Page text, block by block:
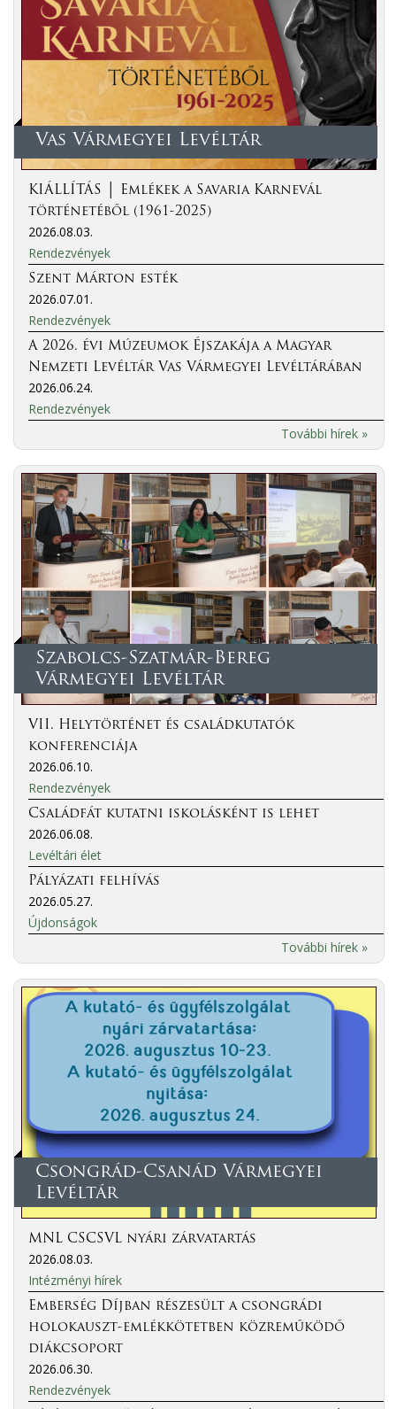
Vas Vármegyei Levéltár
KIÁLLÍTÁS │ Emlékek a Savaria Karnevál
történetéből (1961-2025)
2026.08.03.
Rendezvények
Szent Márton esték
2026.07.01.
Rendezvények
A 2026. évi Múzeumok Éjszakája a Magyar
Nemzeti Levéltár Vas Vármegyei Levéltárában
2026.06.24.
Rendezvények
További hírek »
Szabolcs-Szatmár-Bereg
Vármegyei Levéltár
VII. Helytörténet és családkutatók
konferenciája
2026.06.10.
Rendezvények
Családfát kutatni iskolásként is lehet
2026.06.08.
Levéltári élet
Pályázati felhívás
2026.05.27.
Újdonságok
További hírek »
Csongrád-Csanád Vármegyei
Levéltár
MNL CSCSVL nyári zárvatartás
2026.08.03.
Intézményi hírek
Emberség Díjban részesült a csongrádi
holokauszt-emlékkötetben közreműködő
diákcsoport
2026.06.30.
Rendezvények